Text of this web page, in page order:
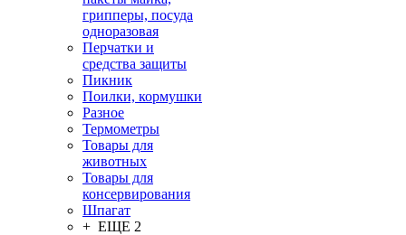
грипперы, посуда
одноразовая
Перчатки и
средства защиты
Пикник
Поилки, кормушки
Разное
Термометры
Товары для
животных
Товары для
консервирования
Шпагат
+ ЕЩЕ 2